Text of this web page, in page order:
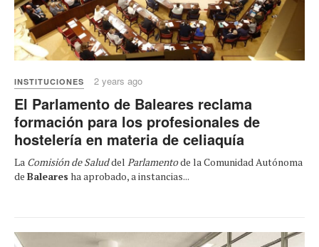
INSTITUCIONES 2 years ago
El Parlamento de Baleares reclama
formación para los profesionales de
hostelería en materia de celiaquía
La Comisión de Saluddel Parlamentode la Comunidad Autónoma
de Baleares ha aprobado, a instancias...